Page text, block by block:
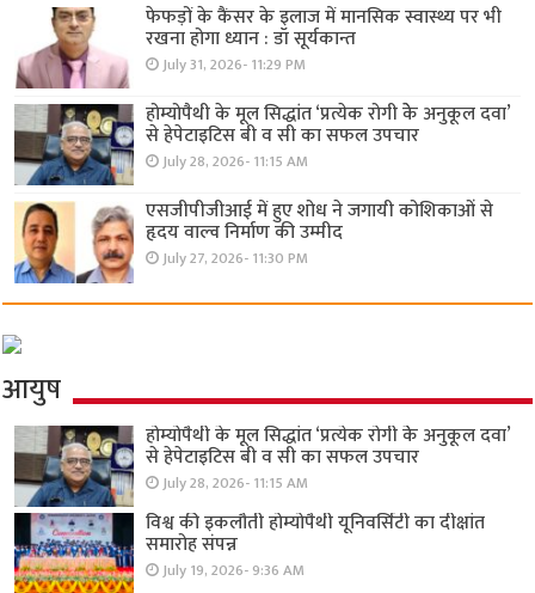
फेफड़ों के कैंसर के इलाज में मानसिक स्वास्थ्य पर भी
रखना होगा ध्यान : डॉ सूर्यकान्त
July 31, 2026- 11:29 PM
होम्योपैथी के मूल सिद्धांत ‘प्रत्येक रोगी केे अनुकूल दवा’
से हेपेटाइटिस बी व सी का सफल उपचार
July 28, 2026- 11:15 AM
एसजीपीजीआई में हुए शोध ने जगायी कोशिकाओं से
हृदय वाल्व निर्माण की उम्मीद
July 27, 2026- 11:30 PM
आयुष
होम्योपैथी के मूल सिद्धांत ‘प्रत्येक रोगी केे अनुकूल दवा’
से हेपेटाइटिस बी व सी का सफल उपचार
July 28, 2026- 11:15 AM
विश्व की इकलौती होम्योपैथी यूनिवर्सिटी का दीक्षांत
समारोह संपन्न
July 19, 2026- 9:36 AM